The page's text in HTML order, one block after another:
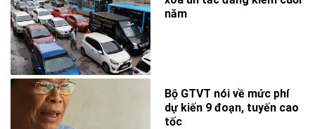
năm
Bộ GTVT nói về mức phí
dự kiến 9 đoạn, tuyến cao
tốc